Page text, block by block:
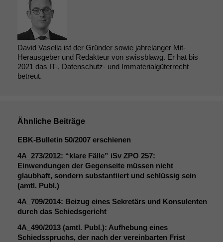
David Vasella ist der Gründer sowie jahrelanger Mit-
Herausgeber und Redakteur von swissblawg. Er hat bis
2021 das IT-, Datenschutz- und Immaterialgüterrecht
betreut.
Ähnliche Beiträge
EBK-Bulletin 50/2007 erschienen
4A_273/2012: “klare Fälle” iSv ZPO 257:
Einwendungen der Gegenseite müssen nicht
glaubhaft, sondern substantiiert und schlüssig sein
(amtl. Publ.)
4A_709/2014: Beizug eines Sekretärs und Konsulenten
durch das Schiedsgericht
4A_490/2013 (amtl. Publ.): Aufhebung eines
Schiedsspruchs, der nach der vereinbarten Frist